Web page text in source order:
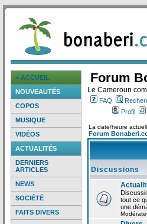
> ACCUEIL
NOUVEAUTÉS
COPOS
MUSIQUE
VIDÉOS
ACTUALITÉS
DERNIERS
ARTICLES
NEWS
SOCIÉTÉ
FAITS DIVERS
Forum
Le Cameroun
FAQ
Profil
La date/heure
Forum
Discussions
tout ce
une